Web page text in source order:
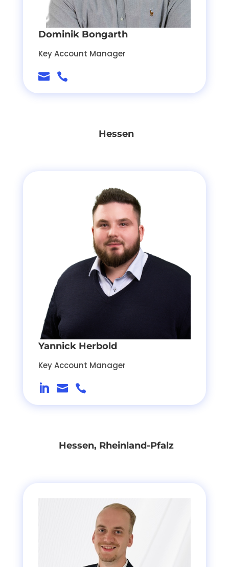
Dominik Bongarth
Key Account Manager
 
Hessen
Yannick Herbold
Key Account Manager
  
Hessen, Rheinland-Pfalz